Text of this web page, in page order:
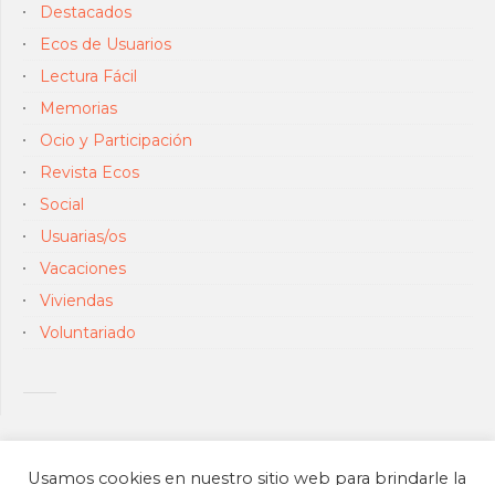
Destacados
Ecos de Usuarios
Lectura Fácil
Memorias
Ocio y Participación
Revista Ecos
Social
Usuarias/os
Vacaciones
Viviendas
Voluntariado
Usamos cookies en nuestro sitio web para brindarle la